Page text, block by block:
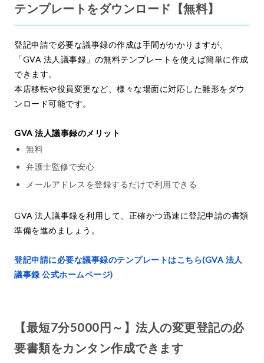
テンプレートをダウンロード【無料】
登記申請で必要な議事録の作成は手間がかかりますが、
「GVA 法人議事録」の無料テンプレートを使えば簡単に作成
できます。
本店移転や役員変更など、様々な場面に対応した雛形をダウ
ンロード可能です。
GVA 法人議事録のメリット
無料
弁護士監修で安心
メールアドレスを登録するだけで利用できる
GVA 法人議事録を利用して、正確かつ迅速に登記申請の書類
準備を進めましょう。
登記申請に必要な議事録のテンプレートはこちら(GVA 法人
議事録 公式ホームページ)
【最短7分5000円～】法人の変更登記の必
要書類をカンタン作成できます